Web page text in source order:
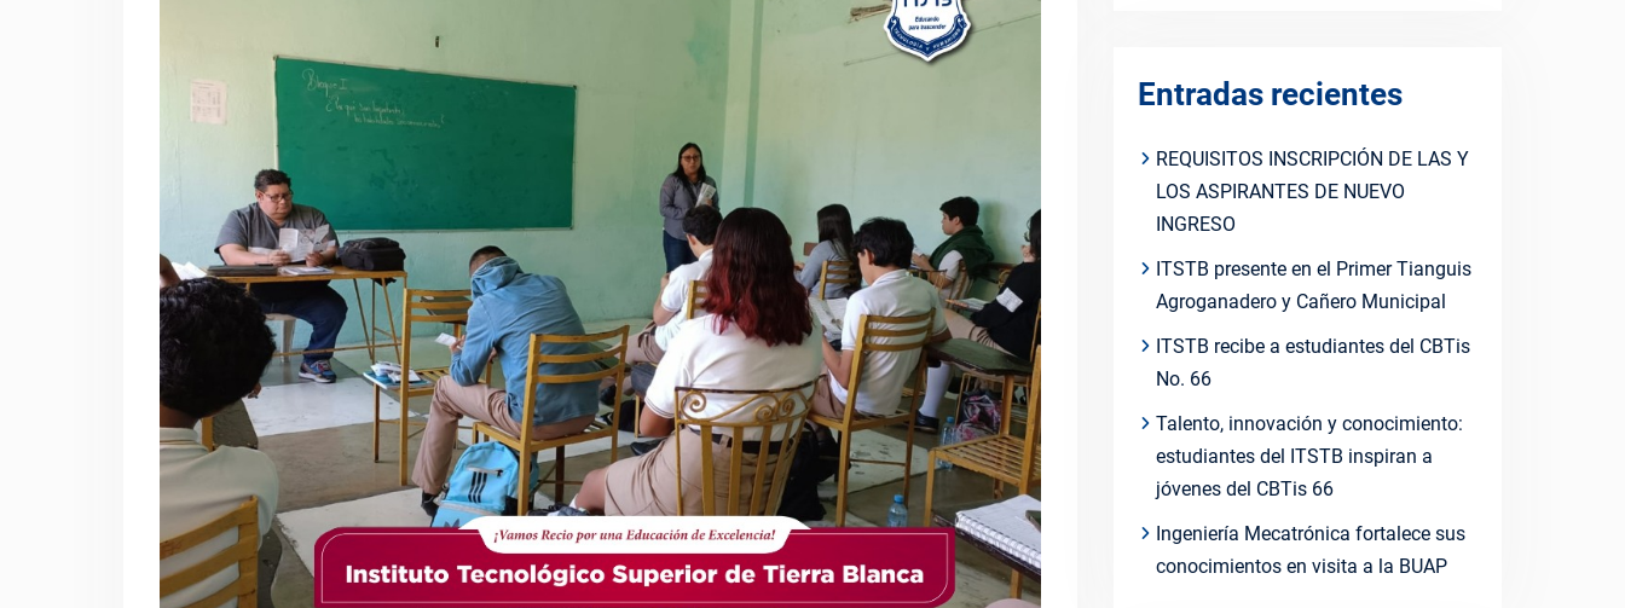
Entradas recientes
REQUISITOS INSCRIPCIÓN DE LAS Y
LOS ASPIRANTES DE NUEVO
INGRESO
ITSTB presente en el Primer Tianguis
Agroganadero y Cañero Municipal
ITSTB recibe a estudiantes del CBTis
No. 66
Talento, innovación y conocimiento:
estudiantes del ITSTB inspiran a
jóvenes del CBTis 66
Ingeniería Mecatrónica fortalece sus
conocimientos en visita a la BUAP